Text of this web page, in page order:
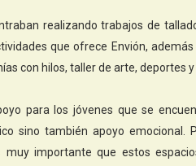
realizando trabajos de
que ofrece Envión,
con hilos, taller de arte, deportes y
para los jóvenes que se
sino también apoyo emocional.
muy importante que estos